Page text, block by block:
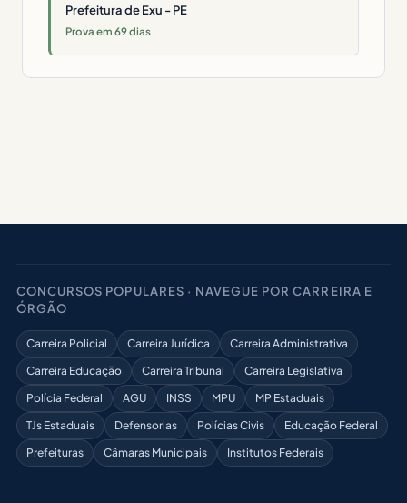
Prefeitura de Exu - PE
Prova em 69 dias
CONCURSOS POPULARES · NAVEGUE POR CARREIRA E
ÓRGÃO
Carreira Policial Carreira Jurídica
Carreira Administrativa
Carreira Educação
Carreira Tribunal
Carreira Legislativa
Polícia Federal
AGU INSS MPU
MP Estaduais
TJs Estaduais
Defensorias Polícias Civis
Educação Federal
Prefeituras
Câmaras Municipais Institutos Federais